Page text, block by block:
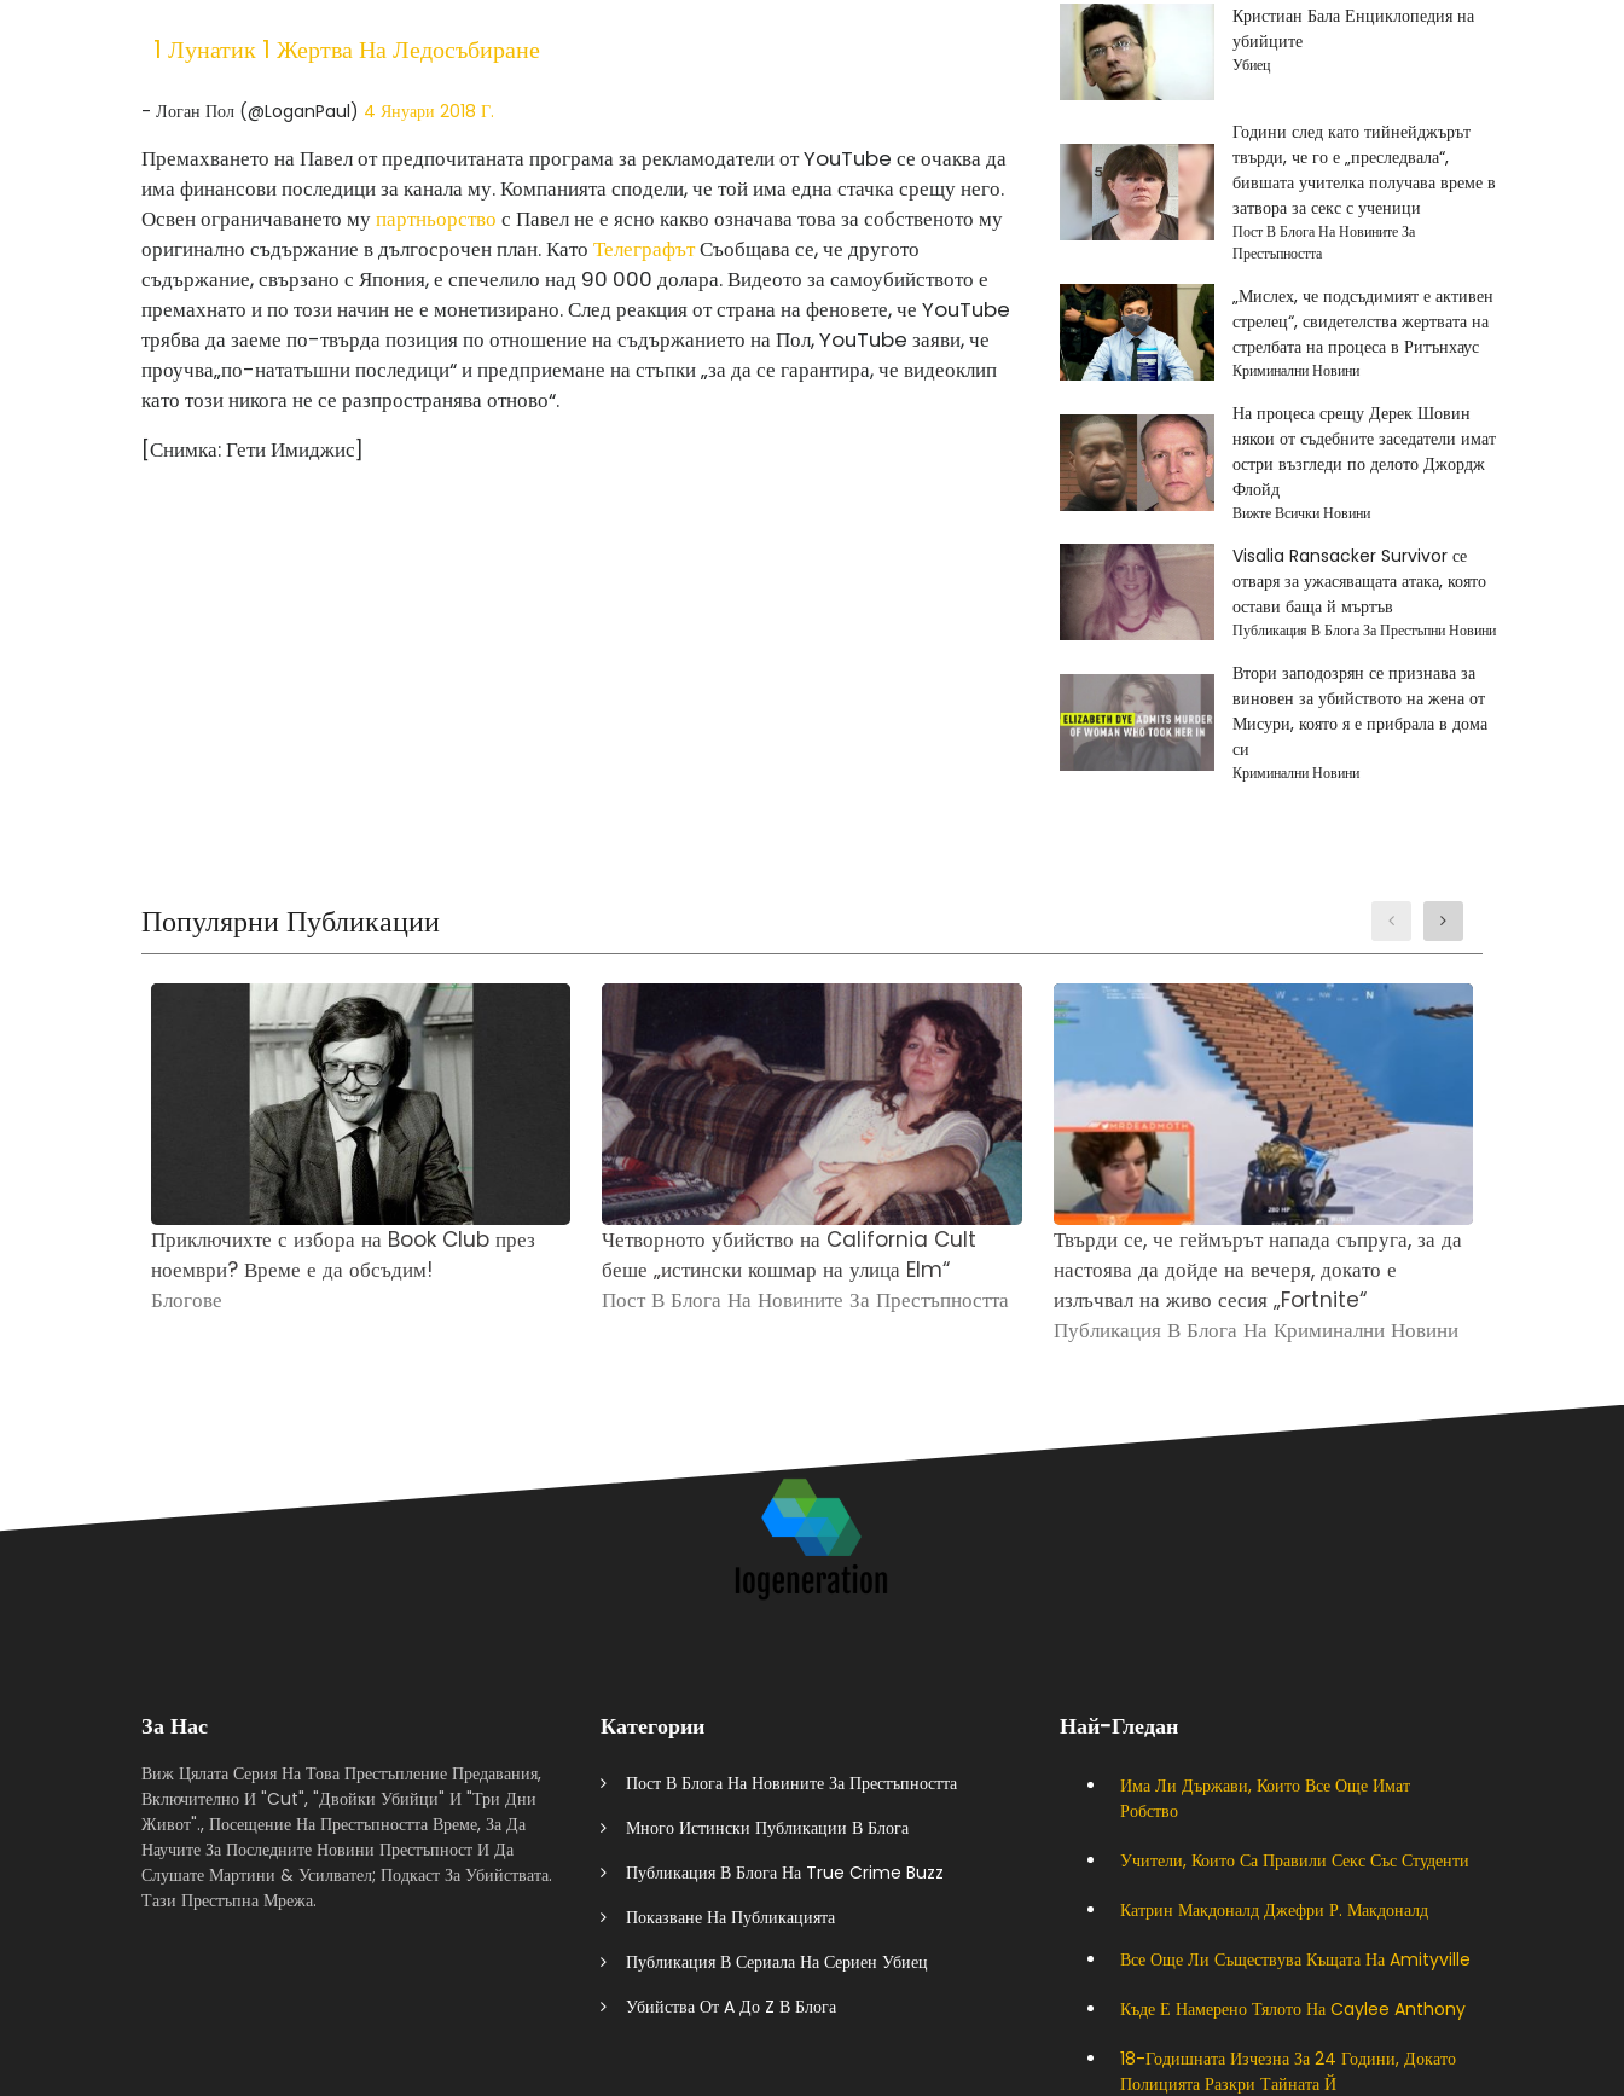
1 Лунатик 1 Жертва На Ледосъбиране
- Логан Пол (@LoganPaul) 4 Януари 2018 Г.
Премахването на Павел от предпочитаната програма за рекламодатели от YouTube се очаква да
има финансови последици за канала му. Компанията сподели, че той има една стачка срещу него.
Освен ограничаването мупартньорство с Павел не е ясно какво означава това за собственото му
оригинално съдържание в дългосрочен план. Като ТелеграфътСъобщава се, че другото
съдържание, свързано с Япония, е спечелило над 90 000 долара. Видеото за самоубийството е
премахнато и по този начин не е монетизирано. След реакция от страна на феновете, че YouTube
трябва да заеме по-твърда позиция по отношение на съдържанието на Пол, YouTube заяви, че
проучва„по-нататъшни последици“ и предприемане на стъпки „за да се гарантира, че видеоклип
като този никога не се разпространява отново“.
[Снимка: Гети Имиджис]
Кристиан Бала Енциклопедия на
убийците
Убиец
Години след като тийнейджърът
твърди, че го е „преследвала“,
бившата учителка получава време в
затвора за секс с ученици
Пост В Блога На Новините За
Престъпността
„Мислех, че подсъдимият е активен
стрелец“, свидетелства жертвата на
стрелбата на процеса в Ритънхаус
Криминални Новини
На процеса срещу Дерек Шовин
някои от съдебните заседатели имат
остри възгледи по делото Джордж
Флойд
Вижте Всички Новини
Visalia Ransacker Survivor се
отваря за ужасяващата атака, която
остави баща й мъртъв
Публикация В Блога За Престъпни Новини
Втори заподозрян се признава за
виновен за убийството на жена от
Мисури, която я е прибрала в дома
си
Криминални Новини
Популярни Публикации
Приключихте с избора на Book Club през
ноември? Време е да обсъдим!
Блогове
Четворното убийство на California Cult
беше „истински кошмар на улица Elm“
Пост В Блога На Новините За Престъпността
Твърди се, че геймърът напада съпруга, за да
настоява да дойде на вечеря, докато е
излъчвал на живо сесия „Fortnite“
Публикация В Блога На Криминални Новини
За Нас
Виж Цялата Серия На Това Престъпление Предавания,
Включително И "Cut", "Двойки Убийци" И "Три Дни
Живот"., Посещение На Престъпността Време, За Да
Научите За Последните Новини Престъпност И Да
Слушате Мартини & Усилвател; Подкаст За Убийствата.
Тази Престъпна Мрежа.
Категории
Пост В Блога На Новините За Престъпността
Много Истински Публикации В Блога
Публикация В Блога На True Crime Buzz
Показване На Публикацията
Публикация В Сериала На Сериен Убиец
Убийства От A До Z В Блога
Най-Гледан
Има Ли Държави, Които Все Още Имат
Робство
Учители, Които Са Правили Секс Със Студенти
Катрин Макдоналд Джефри Р. Макдоналд
Все Още Ли Съществува Къщата На Amityville
Къде Е Намерено Тялото На Caylee Anthony
18-Годишната Изчезна За 24 Години, Докато
Полицията Разкри Тайната Й